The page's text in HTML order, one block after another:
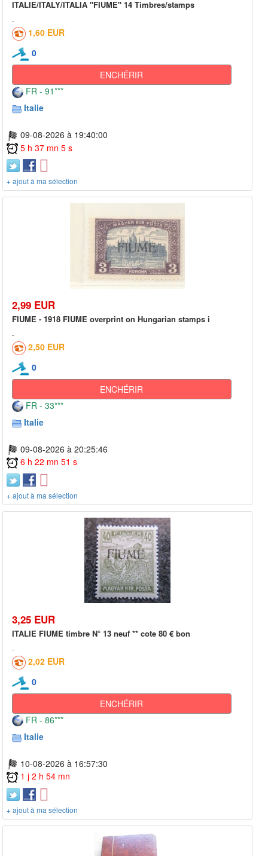
ITALIE/ITALY/ITALIA "FIUME" 14 Timbres/stamps
1,60 EUR
0
ENCHÉRIR
FR - 91***
Italie
09-08-2026 à 19:40:00
5 h 37 mn 5 s
+ ajout à ma sélection
2,99 EUR
FIUME - 1918 FIUME overprint on Hungarian stamps i
2,50 EUR
0
ENCHÉRIR
FR - 33***
Italie
09-08-2026 à 20:25:46
6 h 22 mn 51 s
+ ajout à ma sélection
3,25 EUR
ITALIE FIUME timbre N° 13 neuf ** cote 80 € bon
2,02 EUR
0
ENCHÉRIR
FR - 86***
Italie
10-08-2026 à 16:57:30
1 j 2 h 54 mn
+ ajout à ma sélection